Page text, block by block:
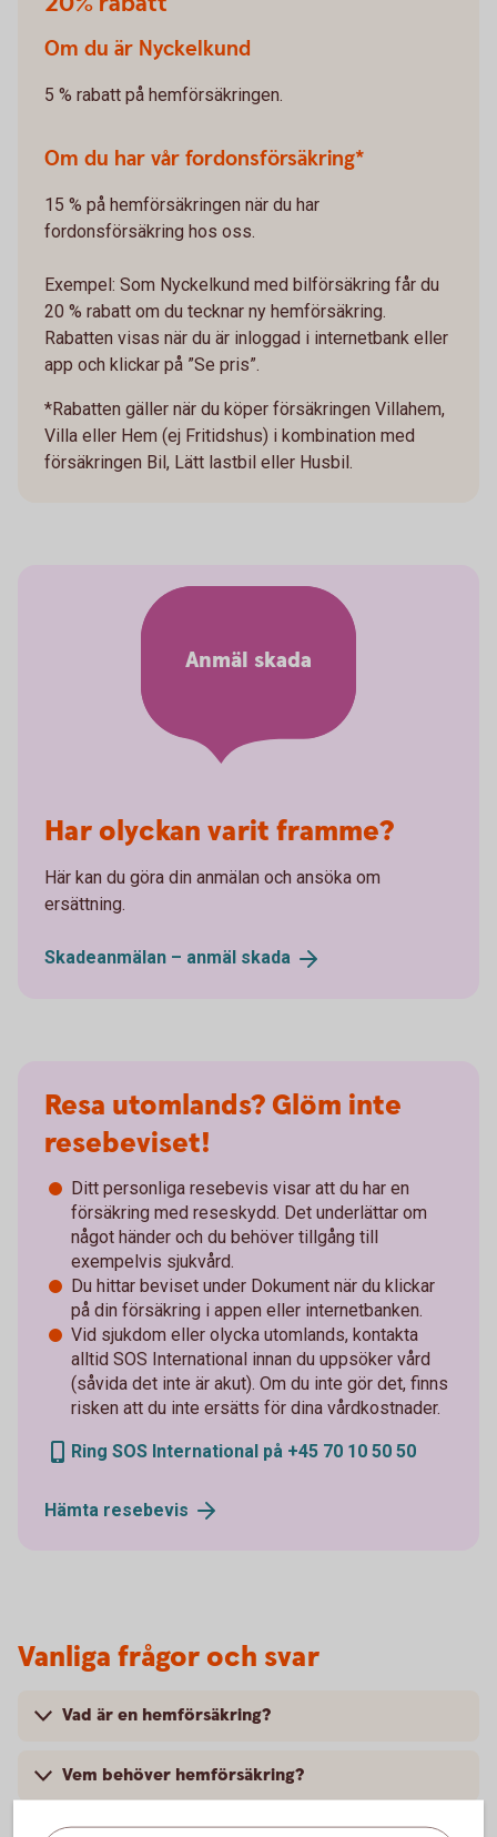
Om du är Nyckelkund
5 % rabatt på hemförsäkringen.
Om du har vår fordonsförsäkring*
15 % på hemförsäkringen när du har
fordonsförsäkring hos oss.
Exempel: Som Nyckelkund med bilförsäkring får du
20 % rabatt om du tecknar ny hemförsäkring.
Rabatten visas när du är inloggad i internetbank eller
app och klickar på ”Se pris”.
*Rabatten gäller när du köper försäkringen Villahem,
Villa eller Hem (ej Fritidshus) i kombination med
försäkringen Bil, Lätt lastbil eller Husbil.
Anmäl skada
Har olyckan varit framme?
Här kan du göra din anmälan och ansöka om
ersättning.
Skadeanmälan – anmäl skada
Resa utomlands? Glöm inte
resebeviset!
Ditt personliga resebevis visar att du har en
försäkring med reseskydd. Det underlättar om
något händer och du behöver tillgång till
exempelvis sjukvård.
Du hittar beviset under Dokument när du klickar
på din försäkring i appen eller internetbanken.
Vid sjukdom eller olycka utomlands, kontakta
alltid SOS International innan du uppsöker vård
(såvida det inte är akut). Om du inte gör det, finns
risken att du inte ersätts för dina vårdkostnader.
Ring SOS International på +45 70 10 50 50
Hämta resebevis
Vanliga frågor och svar
Vad är en hemförsäkring?
Vem behöver hemförsäkring?